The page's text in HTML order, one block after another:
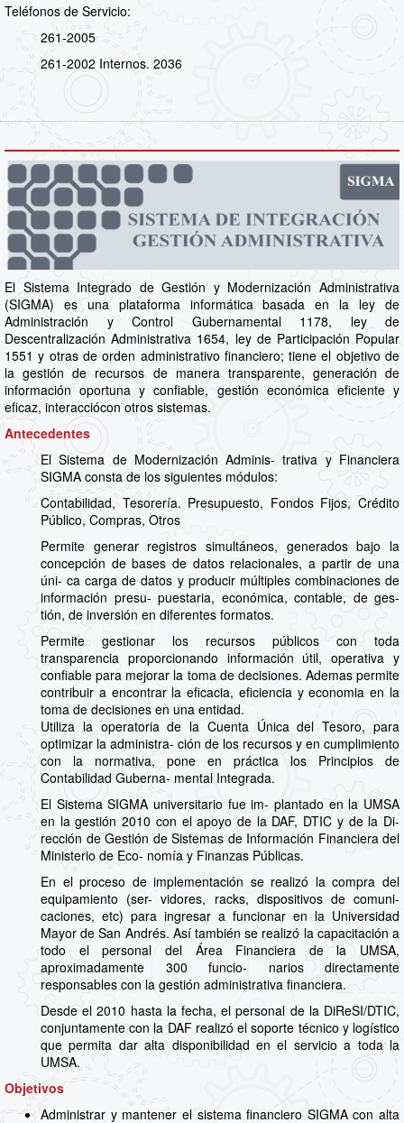
Teléfonos de Servicio:
261-2005
261-2002 Internos. 2036
El Sistema Integrado de Gestión y Modernización Administrativa
(SIGMA) es una plataforma informática basada en la ley de
Administración y Control Gubernamental 1178, ley de
Descentralización Administrativa 1654, ley de Participación Popular
1551 y otras de orden administrativo financiero; tiene el objetivo de
la gestión de recursos de manera transparente, generación de
información oportuna y confiable, gestión económica eficiente y
eficaz, interacciócon otros sistemas.
Antecedentes
El Sistema de Modernización Adminis- trativa y Financiera
SIGMA consta de los siguientes módulos:
Contabilidad, Tesorería. Presupuesto, Fondos Fijos, Crédito
Público, Compras, Otros
Permite generar registros simultáneos, generados bajo la
concepción de bases de datos relacionales, a partir de una
úni- ca carga de datos y producir múltiples combinaciones de
información presu- puestaria, económica, contable, de ges-
tión, de inversión en diferentes formatos.
Permite gestionar los recursos públicos con toda
transparencia proporcionando información útil, operativa y
confiable para mejorar la toma de decisiones. Ademas permite
contribuir a encontrar la eficacia, eficiencia y economia en la
toma de decisiones en una entidad.
Utiliza la operatoria de la Cuenta Única del Tesoro, para
optimizar la administra- ción de los recursos y en cumplimiento
con la normativa, pone en práctica los Principios de
Contabilidad Guberna- mental Integrada.
El Sistema SIGMA universitario fue im- plantado en la UMSA
en la gestión 2010 con el apoyo de la DAF, DTIC y de la Di-
rección de Gestión de Sistemas de Información Financiera del
Ministerio de Eco- nomía y Finanzas Públicas.
En el proceso de implementación se realizó la compra del
equipamiento (ser- vidores, racks, dispositivos de comuni-
caciones, etc) para ingresar a funcionar en la Universidad
Mayor de San Andrés. Así también se realizó la capacitación a
todo el personal del Área Financiera de la UMSA,
aproximadamente 300 funcio- narios directamente
responsables con la gestión administrativa financiera.
Desde el 2010 hasta la fecha, el personal de la DiReSI/DTIC,
conjuntamente con la DAF realizó el soporte técnico y logístico
que permita dar alta disponibilidad en el servicio a toda la
UMSA.
Objetivos
Administrar y mantener el sistema financiero SIGMA con alta